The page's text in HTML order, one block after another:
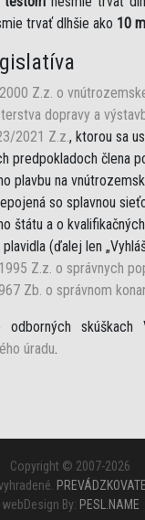
trvať dlhšie ako 10
Z.z. o
dopravy a
2021 Z.z., ktorou sa
predpokladoch člena
plavbu na
so splavnou
štátu a o
(ďalej len
Z.z. o správnych
Zb. o správnom
skúškach
úradu.
Copyright © 2007-2026
webDesign By: PESL.NAME